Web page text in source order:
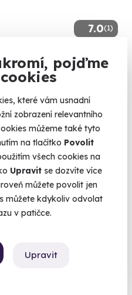
pojďme
které vám usnadní
zobrazení relevantního
můžeme také tyto
na tlačítko Povolit
všech cookies na
Upravit se dozvíte více
můžete povolit jen
můžete kdykoliv odvolat
v patičce.
Upravit
7.0(1)
N v plné síle